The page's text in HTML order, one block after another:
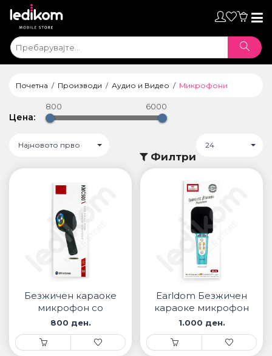
Почетна Производи Аудио и Видео Микрофони
Цена:
800 6000
Најновото прво 24
Филтри
Безжичен караоке
микрофон со
звучник KMC500
800 ден.
Earldom Безжичен
караоке микрофон
со звучник MC6
1.000 ден.
• Samsung
• Xiaomi
ПАМЕТНИ ЧАСОВНИЦИ
• Apple watch